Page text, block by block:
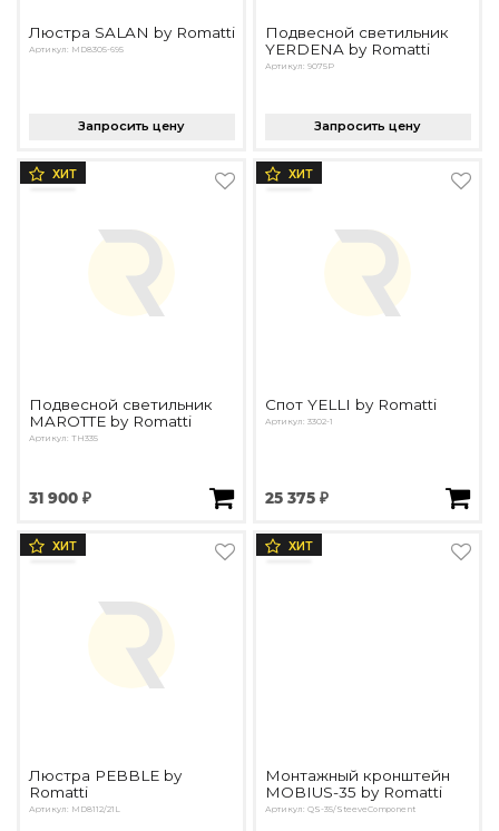
Люстра SALAN by Romatti
Артикул: MD8305-695
Запросить цену
Подвесной светильник
YERDENA by Romatti
Артикул: 9075P
Запросить цену
ХИТ
Подвесной светильник
MAROTTE by Romatti
Артикул: TH335
31 900 ₽
ХИТ
Спот YELLI by Romatti
Артикул: 3302-1
25 375 ₽
ХИТ
Люстра PEBBLE by
Romatti
Артикул: MD8112/21L
ХИТ
Монтажный кронштейн
MOBIUS-35 by Romatti
Артикул: QS-35/SteeveComponent